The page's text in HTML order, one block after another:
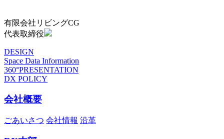
有限会社リビングCG
代表取締役
DESIGN
Space Data Information
360°PRESENTATION
DX POLICY
会社概要
ごあいさつ 会社情報 沿革